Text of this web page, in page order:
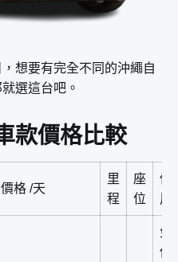
想要有完全不同的沖繩自
選這台吧。
款價格比較
價格 /天
里
程
座
位
保
用
免
償